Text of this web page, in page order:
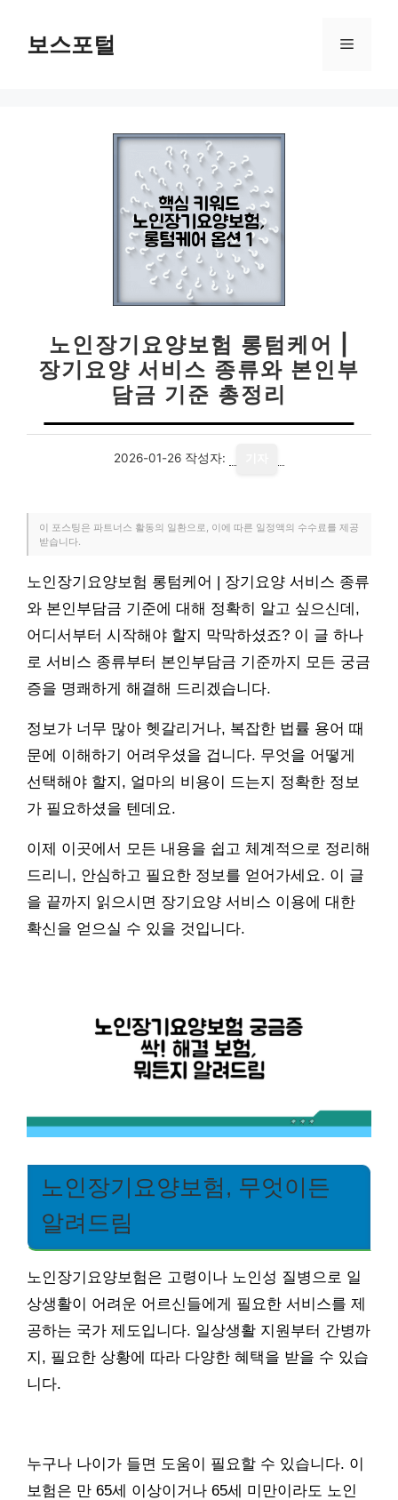
보스포털 메
노인장기요양보험 롱텀케어 |
장기요양 서비스 종류와 본인부
담금 기준 총정리
2026-01-26 작성자:
이 포스팅은 파트너스 활동의 일환으로, 이에 따른 일정액의 수수료를 제공
받습니다.
노인장기요양보험 롱텀케어 | 장기요양 서비스 종류
와 본인부담금 기준에 대해 정확히 알고 싶으신데,
어디서부터 시작해야 할지 막막하셨죠? 이 글 하나
로 서비스 종류부터 본인부담금 기준까지 모든 궁금
증을 명쾌하게 해결해 드리겠습니다.
정보가 너무 많아 헷갈리거나, 복잡한 법률 용어 때
문에 이해하기 어려우셨을 겁니다. 무엇을 어떻게
선택해야 할지, 얼마의 비용이 드는지 정확한 정보
가 필요하셨을 텐데요.
이제 이곳에서 모든 내용을 쉽고 체계적으로 정리해
드리니, 안심하고 필요한 정보를 얻어가세요. 이 글
을 끝까지 읽으시면 장기요양 서비스 이용에 대한
확신을 얻으실 수 있을 것입니다.
노인장기요양보험, 무엇이든
알려드림
노인장기요양보험은 고령이나 노인성 질병으로 일
상생활이 어려운 어르신들에게 필요한 서비스를 제
공하는 국가 제도입니다. 일상생활 지원부터 간병까
지, 필요한 상황에 따라 다양한 혜택을 받을 수 있습
니다.
누구나 나이가 들면 도움이 필요할 수 있습니다. 이
보험은 만 65세 이상이거나 65세 미만이라도 노인